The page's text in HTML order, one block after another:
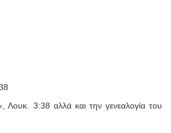
3:38 αλλά και την γενεαλογία του